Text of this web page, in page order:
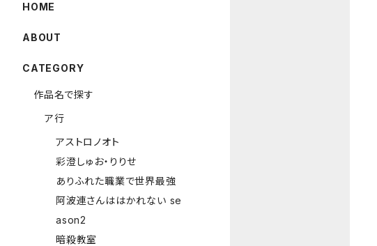
HOME
ABOUT
CATEGORY
作品名で探す
ア行
アストロノオト
彩澄しゅお・りりせ
ありふれた職業で世界最強
阿波連さんははかれない se
ason2
暗殺教室